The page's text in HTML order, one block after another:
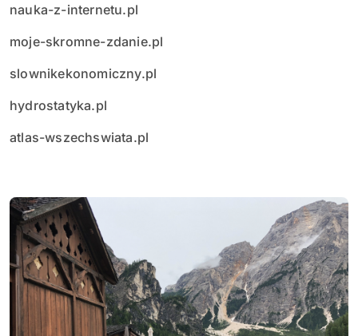
nauka-z-internetu.pl
moje-skromne-zdanie.pl
slownikekonomiczny.pl
hydrostatyka.pl
atlas-wszechswiata.pl